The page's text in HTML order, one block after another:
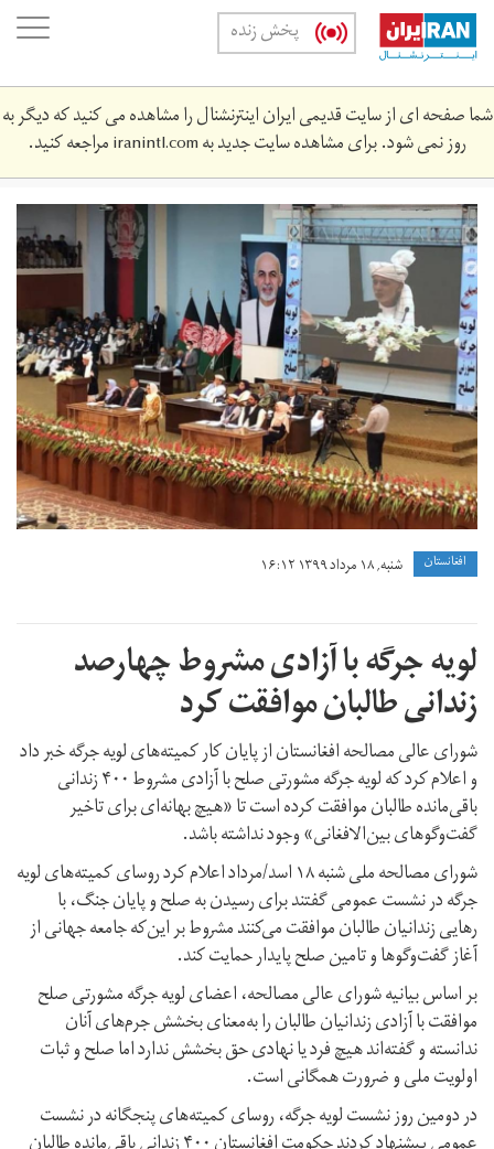
Skip
main
content
پخش زنده
شما صفحه ای از سایت قدیمی ایران اینترنشنال را مشاهده می کنید که دیگر به
روز نمی شود. برای مشاهده سایت جدید بهiranintl.comمراجعه کنید.
gny_lwyh_jrgh_1.jpg
افغانستان شنبه, ۱۸ مرداد ۱۳۹۹ ۱۶:۱۲
لویه جرگه با آزادی مشروط چهارصد
زندانی طالبان موافقت کرد
شورای عالی مصالحه افغانستان از پایان کار کمیته‌های لویه جرگه خبر داد
و اعلام کرد که لویه جرگه مشورتی صلح با آزادی مشروط ۴۰۰ زندانی
باقی‌مانده‌ طالبان موافقت کرده است تا «هیچ بهانه‌‌ای برای تاخیر
گفت‌وگوهای بین‌الافغانی» وجود نداشته باشد.
شورای مصالحه ملی شنبه ۱۸ اسد/مرداد اعلام کرد روسای کمیته‌های لویه
جرگه در نشست عمومی گفتند برای رسیدن به صلح و پایان جنگ، با
رهایی زندانیان طالبان موافقت می‌کنند مشروط بر این‌که جامعه‌ جهانی از
آغاز گفت‌وگوها و تامین صلح پایدار حمایت کند.
بر اساس بیانیه شورای عالی مصالحه، اعضای لویه جرگه مشورتی صلح
موافقت با آزادی زندانیان طالبان را به‌معنای بخشش جرم‌های آنان
ندانسته و گفته‌اند هیچ فرد یا نهادی حق بخشش ندارد اما صلح و ثبات
اولویت ملی و ضرورت همگانی است.
در دومین روز نشست لویه جرگه، روسای کمیته‌های پنجگانه‌ در نشست